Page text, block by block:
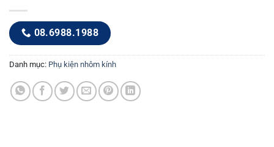
08.6988.1988
Danh mục: Phụ kiện nhôm kính